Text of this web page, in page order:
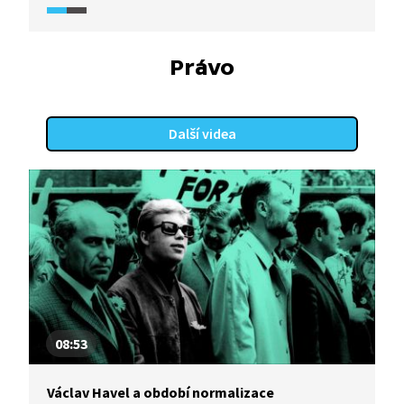
a povzbuzovat občany k jejímu rozvoji, k budování
a zodpovědnému zapojování do jeho dění. Havel
zůstává aktivním občanem i po odchodu z funkce
Každý může změnit svět (2018) z produkce
Knihovny Václava Havla, která provází životem
práva.
Právo
Další videa
08:53
Václav Havel a období normalizace